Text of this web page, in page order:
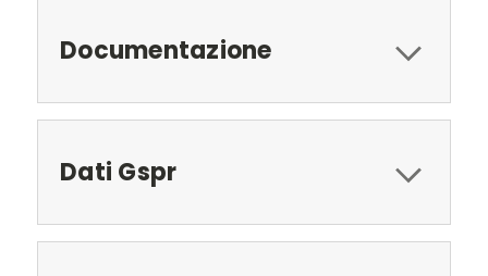
Documentazione
Dati Gspr